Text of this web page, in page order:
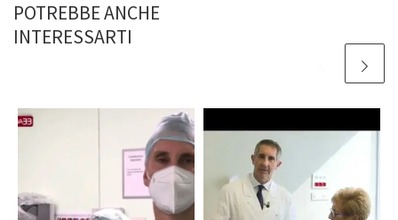
POTREBBE ANCHE
INTERESSARTI